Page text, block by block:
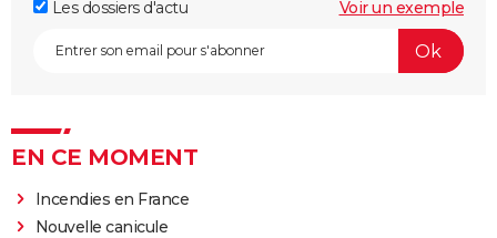
Les dossiers d'actu Voir un exemple
EN CE MOMENT
Incendies en France
Nouvelle canicule